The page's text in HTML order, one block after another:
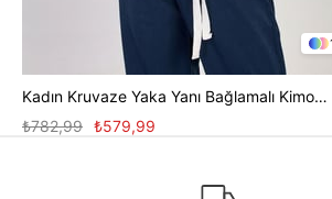
Kadın Kruvaze Yaka Yanı Bağlamalı Kimono - Beyaz
₺579,99
₺782,99